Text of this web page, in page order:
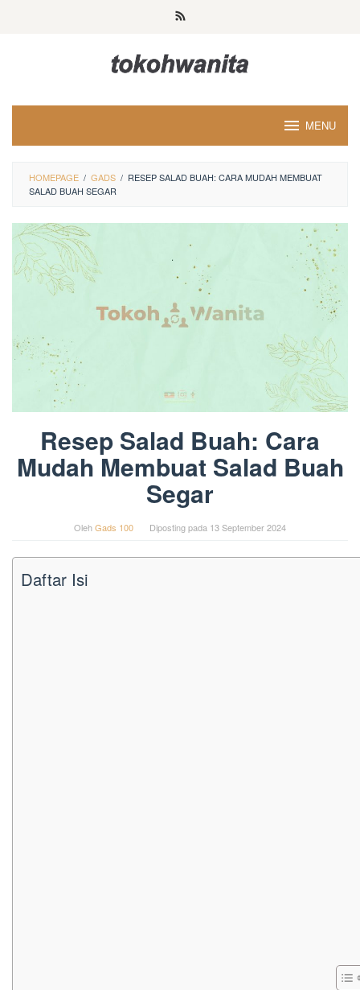
MENU
HOMEPAGE / GADS / RESEP SALAD BUAH: CARA MUDAH MEMBUAT
SALAD BUAH SEGAR
Resep Salad Buah: Cara
Mudah Membuat Salad Buah
Segar
OlehGads 100 Diposting pada 13 September 2024
Daftar Isi